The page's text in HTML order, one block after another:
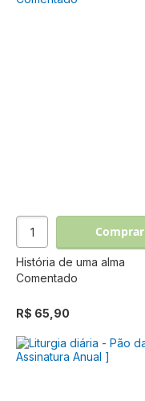
Comprar
História de uma alma
Comentado
R$ 65,90